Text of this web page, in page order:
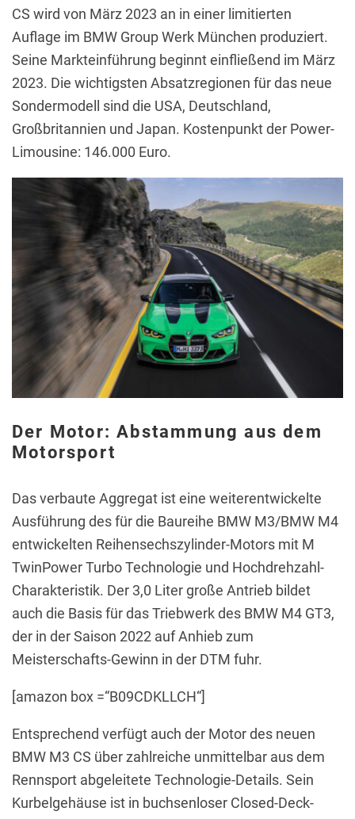
CS wird von März 2023 an in einer limitierten
Auflage im BMW Group Werk München produziert.
Seine Markteinführung beginnt einfließend im März
2023. Die wichtigsten Absatzregionen für das neue
Sondermodell sind die USA, Deutschland,
Großbritannien und Japan. Kostenpunkt der Power-
Limousine: 146.000 Euro.
Der Motor: Abstammung aus dem
Motorsport
Das verbaute Aggregat ist eine weiterentwickelte
Ausführung des für die Baureihe BMW M3/BMW M4
entwickelten Reihensechszylinder-Motors mit M
TwinPower Turbo Technologie und Hochdrehzahl-
Charakteristik. Der 3,0 Liter große Antrieb bildet
auch die Basis für das Triebwerk des BMW M4 GT3,
der in der Saison 2022 auf Anhieb zum
Meisterschafts-Gewinn in der DTM fuhr.
[amazon box =“B09CDKLLCH“]
Entsprechend verfügt auch der Motor des neuen
BMW M3 CS über zahlreiche unmittelbar aus dem
Rennsport abgeleitete Technologie-Details. Sein
Kurbelgehäuse ist in buchsenloser Closed-Deck-